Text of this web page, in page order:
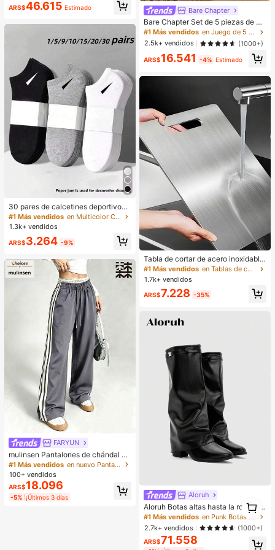
ARS$46.615 Estimado
30 pares de calcetines deportivos,
calcetines de unicolor minimalista d
e moda en negro/blanco/gris, adec
nibles en 2 piezas/10 piezas/18 pie
s/60 piezas (Nota: 2 piezas = 1 pa
r), regreso a la escuela
#1 Más vendidos
en Multicolor Calcetines tobilleros para mujer
1.3k+ vendidos
ARS$3.264 -9%
FARYUN
mulinsen Pantalones de chándal de
pierna recta de seda de hielo de se
cado rápido con rayas y bloques de
color para mujer
#1 Más vendidos
en nuevo Pantalones deportivos para mujer
100+ vendidos
ARS$18.096
-5% ¡Últimos 3 días
Bare Chapter
Bare Chapter Set de 5 piezas de br
agas tipo tanga con estampado de l
eopardo y parches de encaje con m
oño para mujer
#1 Más vendidos
en Juego de 5 piezas Tangas de mujer
2.5k+ vendidos
(1000+)
ARS$16.541 -4% Estimado
Tabla de cortar de acero inoxidable
304 para cocina, adecuada para c
ortar carne, frutas y verduras, fácil
de limpiar, para cocinar en casa
#1 Más vendidos
en Tablas de cortar, tapetes y juegos
1.7k+ vendidos
ARS$7.228 -35%
Aloruh
Aloruh Botas altas hasta la rodilla si
n cordones de cuero vegano para o
toño/invierno con tacones gruesos,
minimalistas y versátiles, botas par
a mujer, lujo silencioso
#1 Más vendidos
en Punk Botas Hasta la Rodilla de Mujer
2.7k+ vendidos
(1000+)
ARS$71.558
1